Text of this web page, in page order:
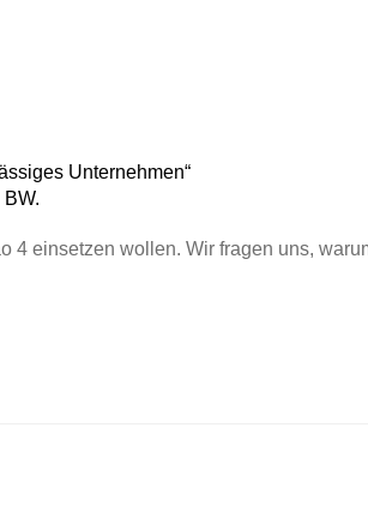
Unternehmen“
4 einsetzen wollen. Wir fragen uns,